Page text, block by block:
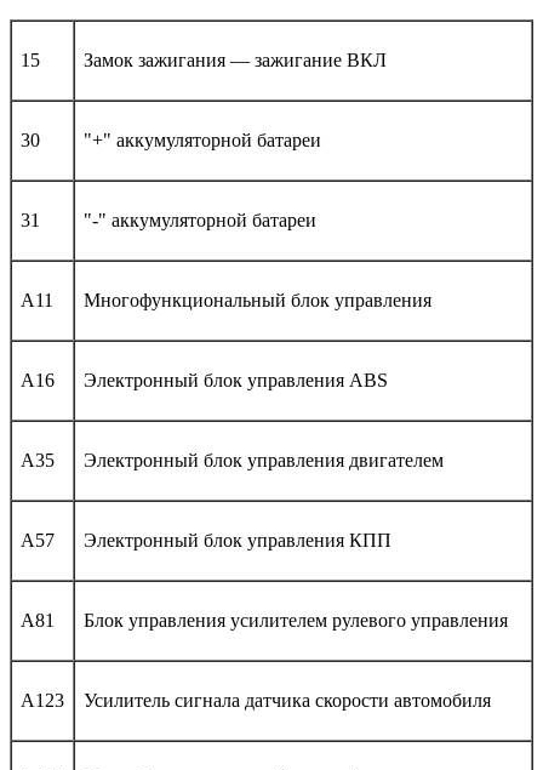
15 Замок зажигания — зажигание ВКЛ
30 "+" аккумуляторной батареи
31 "-" аккумуляторной батареи
A11 Многофункциональный блок управления
A16 Электронный блок управления ABS
A35 Электронный блок управления двигателем
A57 Электронный блок управления КПП
A81 Блок управления усилителем рулевого управления
A123 Усилитель сигнала датчика скорости автомобиля